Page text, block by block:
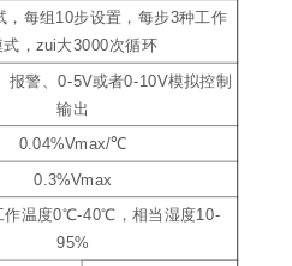
，每组10步设置，每步3种工作
式，zui大3000次循环
报警、0-5V或者0-10V模拟控制
输出
0.04%Vmax/℃
0.3%Vmax
作温度0℃-40℃，相当湿度10-
95%